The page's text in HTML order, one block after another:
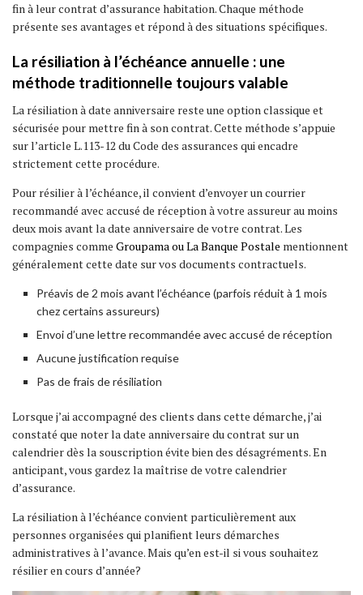
fin à leur contrat d’assurance habitation. Chaque méthode
présente ses avantages et répond à des situations spécifiques.
La résiliation à l’échéance annuelle : une
méthode traditionnelle toujours valable
La résiliation à date anniversaire reste une option classique et
sécurisée pour mettre fin à son contrat. Cette méthode s’appuie
sur l’article L.113-12 du Code des assurances qui encadre
strictement cette procédure.
Pour résilier à l’échéance, il convient d’envoyer un courrier
recommandé avec accusé de réception à votre assureur au moins
deux mois avant la date anniversaire de votre contrat. Les
compagnies comme Groupama ou La Banque Postale mentionnent
généralement cette date sur vos documents contractuels.
Préavis de 2 mois avant l’échéance (parfois réduit à 1 mois
chez certains assureurs)
Envoi d’une lettre recommandée avec accusé de réception
Aucune justification requise
Pas de frais de résiliation
Lorsque j’ai accompagné des clients dans cette démarche, j’ai
constaté que noter la date anniversaire du contrat sur un
calendrier dès la souscription évite bien des désagréments. En
anticipant, vous gardez la maîtrise de votre calendrier
d’assurance.
La résiliation à l’échéance convient particulièrement aux
personnes organisées qui planifient leurs démarches
administratives à l’avance. Mais qu’en est-il si vous souhaitez
résilier en cours d’année?